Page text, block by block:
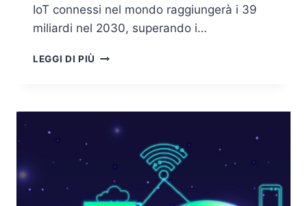
IoT connessi nel mondo raggiungerà i 39
miliardi nel 2030, superando i…
LEGGI DI PIÙ DA
AD
INTELLIGENCE
ANALISI
DEGLI
IMPATTI